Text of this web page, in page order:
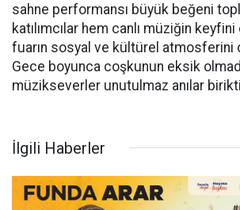
sahne performansı büyük beğeni
katılımcılar hem canlı müziğin keyfini
fuarın sosyal ve kültürel atmosferini
Gece boyunca coşkunun eksik
müzikseverler unutulmaz anılar
İlgili Haberler